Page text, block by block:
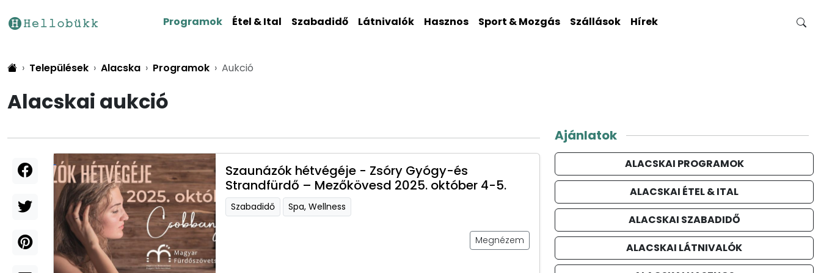
Programok Étel & Ital Szabadidő Látnivalók Hasznos Sport & Mozgás Szállások Hírek
Települések Alacska Programok Aukció
Alacskai aukció
Szaunázók hétvégéje - Zsóry Gyógy-és
Strandfürdő – Mezőkövesd 2025. október 4-5.
Szabadidő Spa, Wellness
Megnézem
Ajánlatok
ALACSKAI PROGRAMOK
ALACSKAI ÉTEL & ITAL
ALACSKAI SZABADIDŐ
ALACSKAI LÁTNIVALÓK